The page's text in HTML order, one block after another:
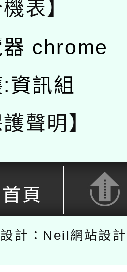
表】
chrome
資訊組
聲明】
頁
計：Neil網站設